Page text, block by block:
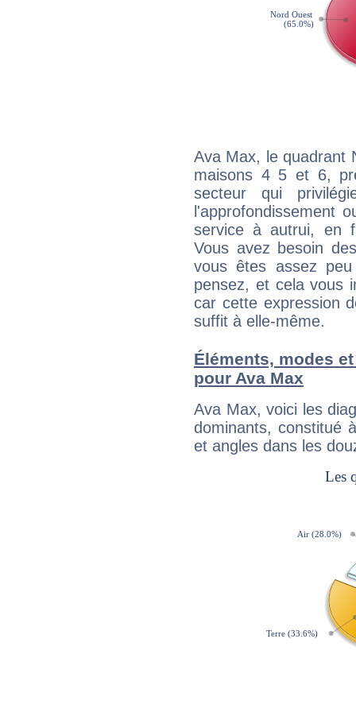
Ava Max, le quadrant
maisons 4 5 et 6,
secteur qui
l'approfondissement
service à autrui, en
Vous avez besoin
vous êtes assez
pensez, et cela vous
car cette expression
suffit à elle-même.
Éléments, modes
pour Ava Max
Ava Max, voici les
dominants, constitué
et angles dans les